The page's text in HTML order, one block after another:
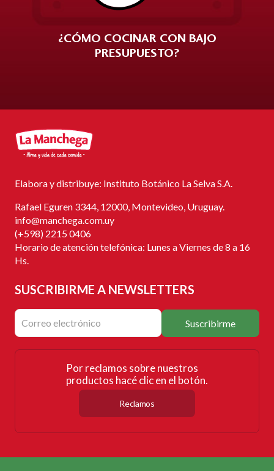
¿CÓMO COCINAR CON BAJO
PRESUPUESTO?
Elabora y distribuye: Instituto Botánico La Selva S.A.
Rafael Eguren 3344, 12000, Montevideo, Uruguay.
info@manchega.com.uy
(+598) 2215 0406
Horario de atención telefónica: Lunes a Viernes de 8 a 16
Hs.
SUSCRIBIRME A NEWSLETTERS
Suscribirme
Por reclamos sobre nuestros
productos hacé clic en el botón.
Reclamos